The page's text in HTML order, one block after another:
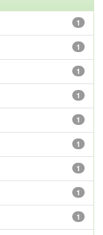
1
1
1
1
1
1
1
1
1